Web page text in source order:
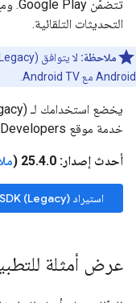
التحديثات التلقائية.
ملاحظة: لا يتوافق
Android مع Android TV.
يخضع استخدامك لـ
خدمة موقع Google Developers
أحدث إصدار: 25.4.0 (
استيراد (Legacy)
عرض أمثلة